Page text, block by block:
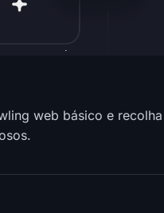
web básico e recolha